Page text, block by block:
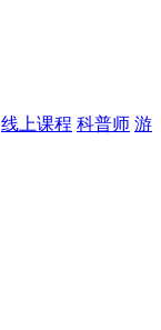
线上课程 科普师 游